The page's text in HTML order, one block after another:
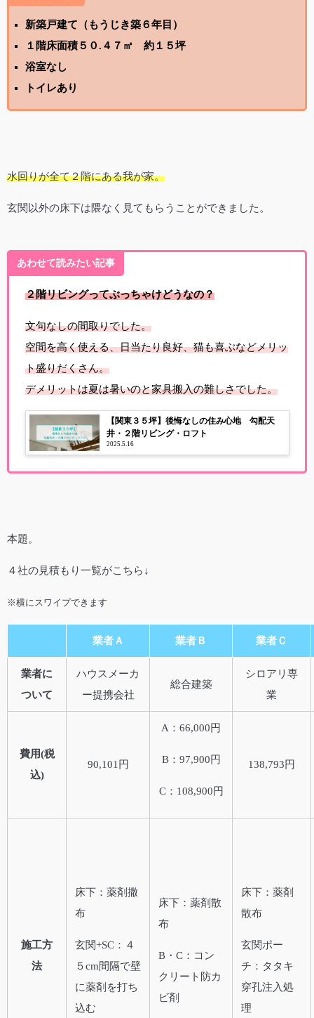
新築戸建て（もうじき築６年目）
１階床面積５０.４７㎡ 約１５坪
浴室なし
トイレあり
水回りが全て２階にある我が家。
玄関以外の床下は隈なく見てもらうことができました。
あわせて読みたい記事
２階リビングってぶっちゃけどうなの？
文句なしの間取りでした。
空間を高く使える、日当たり良好、猫も喜ぶなどメリッ
ト盛りだくさん。
デメリットは夏は暑いのと家具搬入の難しさでした。
【関東３５坪】後悔なしの住み心地 勾配天
井・２階リビング・ロフト
2025.5.16
本題。
４社の見積もり一覧がこちら↓
※横にスワイプできます
業者Ａ 業者Ｂ 業者Ｃ
業者に
ついて
ハウスメーカ
ー提携会社
総合建築
シロアリ専
業
費用(税
込)
90,101円
A：66,000円
B：97,900円
C：108,900円
138,793円
施工方
法
床下：薬剤撒
布
玄関+SC：４
５cm間隔で壁
に薬剤を打ち
込む
床下：薬剤散
布
B・C：コン
クリート防カ
ビ剤
床下：薬剤
散布
玄関ポー
チ：タタキ
穿孔注入処
理